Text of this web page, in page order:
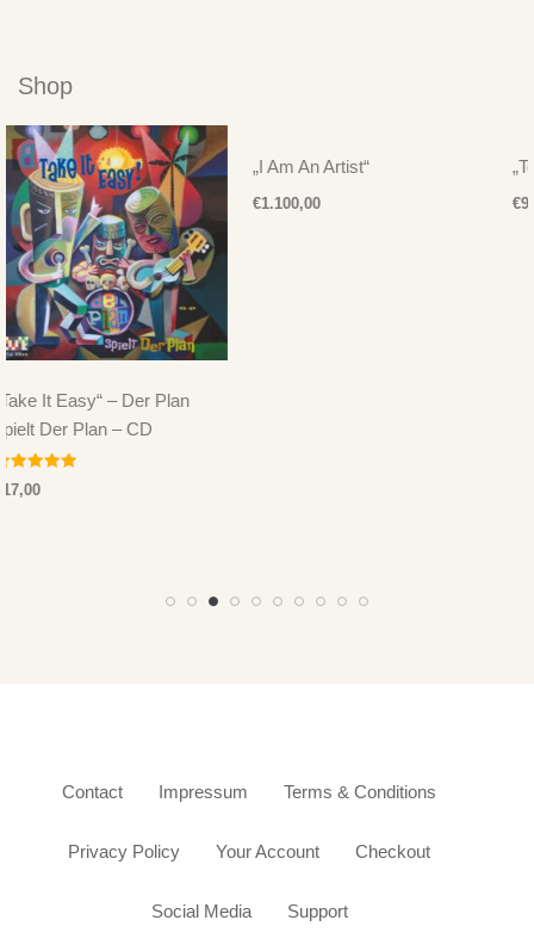
Shop
„I Am An Artist“
€1.100,00
„Techno Man 2“
€
Contact Impressum Terms & Conditions
Privacy Policy Your Account Checkout
Social Media Support